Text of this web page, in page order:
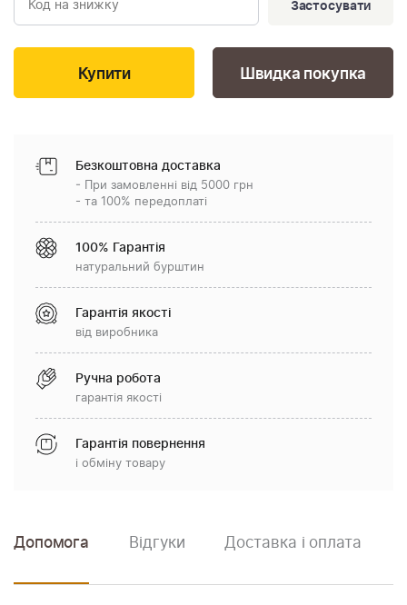
Застосувати
Швидка покупка
Безкоштовна доставка
- При замовленні від 5000 грн
- та 100% передоплаті
100% Гарантія
натуральний бурштин
Гарантія якості
від виробника
Ручна робота
гарантія якості
Гарантія повернення
і обміну товару
Допомога Відгуки Доставка і оплата